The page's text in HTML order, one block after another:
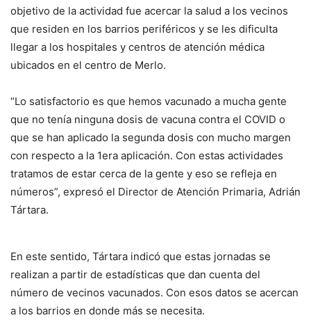
objetivo de la actividad fue acercar la salud a los vecinos
que residen en los barrios periféricos y se les dificulta
llegar a los hospitales y centros de atención médica
ubicados en el centro de Merlo.
“Lo satisfactorio es que hemos vacunado a mucha gente
que no tenía ninguna dosis de vacuna contra el COVID o
que se han aplicado la segunda dosis con mucho margen
con respecto a la 1era aplicación. Con estas actividades
tratamos de estar cerca de la gente y eso se refleja en
números”, expresó el Director de Atención Primaria, Adrián
Tártara.
En este sentido, Tártara indicó que estas jornadas se
realizan a partir de estadísticas que dan cuenta del
número de vecinos vacunados. Con esos datos se acercan
a los barrios en donde más se necesita.